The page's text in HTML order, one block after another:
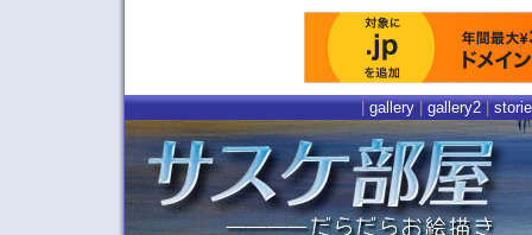
gallery gallery2